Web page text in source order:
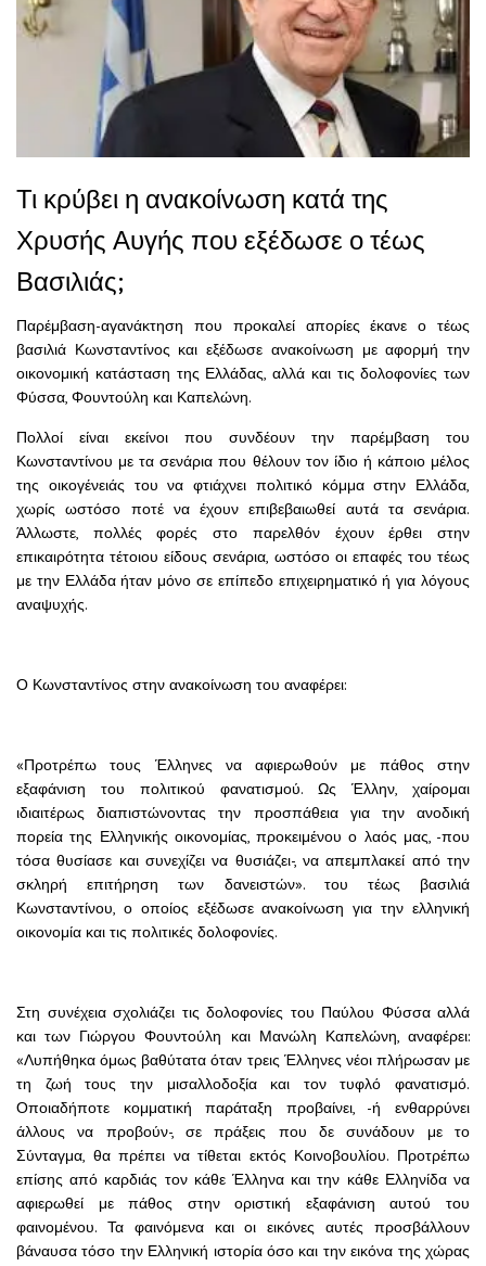
Τι κρύβει η ανακοίνωση κατά της
Χρυσής Αυγής που εξέδωσε ο τέως
Βασιλιάς;
Παρέμβαση-αγανάκτηση που προκαλεί απορίες έκανε ο τέως
βασιλιά Κωνσταντίνος και εξέδωσε ανακοίνωση με αφορμή την
οικονομική κατάσταση της Ελλάδας, αλλά και τις δολοφονίες των
Φύσσα, Φουντούλη και Καπελώνη.
Πολλοί είναι εκείνοι που συνδέουν την παρέμβαση του
Κωνσταντίνου με τα σενάρια που θέλουν τον ίδιο ή κάποιο μέλος
της οικογένειάς του να φτιάχνει πολιτικό κόμμα στην Ελλάδα,
χωρίς ωστόσο ποτέ να έχουν επιβεβαιωθεί αυτά τα σενάρια.
Άλλωστε, πολλές φορές στο παρελθόν έχουν έρθει στην
επικαιρότητα τέτοιου είδους σενάρια, ωστόσο οι επαφές του τέως
με την Ελλάδα ήταν μόνο σε επίπεδο επιχειρηματικό ή για λόγους
αναψυχής.
Ο Κωνσταντίνος στην ανακοίνωση του αναφέρει:
«Προτρέπω τους Έλληνες να αφιερωθούν με πάθος στην
εξαφάνιση του πολιτικού φανατισμού. Ως Έλλην, χαίρομαι
ιδιαιτέρως διαπιστώνοντας την προσπάθεια για την ανοδική
πορεία της Ελληνικής οικονομίας, προκειμένου ο λαός μας, -που
τόσα θυσίασε και συνεχίζει να θυσιάζει-, να απεμπλακεί από την
σκληρή επιτήρηση των δανειστών». του τέως βασιλιά
Κωνσταντίνου, ο οποίος εξέδωσε ανακοίνωση για την ελληνική
οικονομία και τις πολιτικές δολοφονίες.
Στη συνέχεια σχολιάζει τις δολοφονίες του Παύλου Φύσσα αλλά
και των Γιώργου Φουντούλη και Μανώλη Καπελώνη, αναφέρει:
«Λυπήθηκα όμως βαθύτατα όταν τρεις Έλληνες νέοι πλήρωσαν με
τη ζωή τους την μισαλλοδοξία και τον τυφλό φανατισμό.
Οποιαδήποτε κομματική παράταξη προβαίνει, -ή ενθαρρύνει
άλλους να προβούν-, σε πράξεις που δε συνάδουν με το
Σύνταγμα, θα πρέπει να τίθεται εκτός Κοινοβουλίου. Προτρέπω
επίσης από καρδιάς τον κάθε Έλληνα και την κάθε Ελληνίδα να
αφιερωθεί με πάθος στην οριστική εξαφάνιση αυτού του
φαινομένου. Τα φαινόμενα και οι εικόνες αυτές προσβάλλουν
βάναυσα τόσο την Ελληνική ιστορία όσο και την εικόνα της χώρας